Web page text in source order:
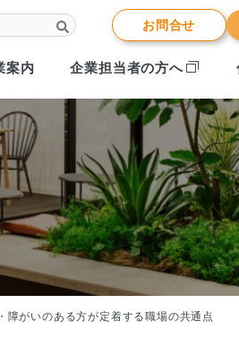
案内 企業担当者の方へ
お問合せ
がいのある方が定着する職場の共通点